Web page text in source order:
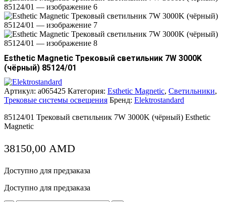
Esthetic Magnetic Трековый светильник 7W 3000K
(чёрный) 85124/01
Артикул: a065425 Категория: Esthetic Magnetic, Светильники,
Трековые системы освещения Бренд: Elektrostandard
85124/01 Трековый светильник 7W 3000K (чёрный) Esthetic
Magnetic
38150,00 AMD
Доступно для предзаказа
Доступно для предзаказа